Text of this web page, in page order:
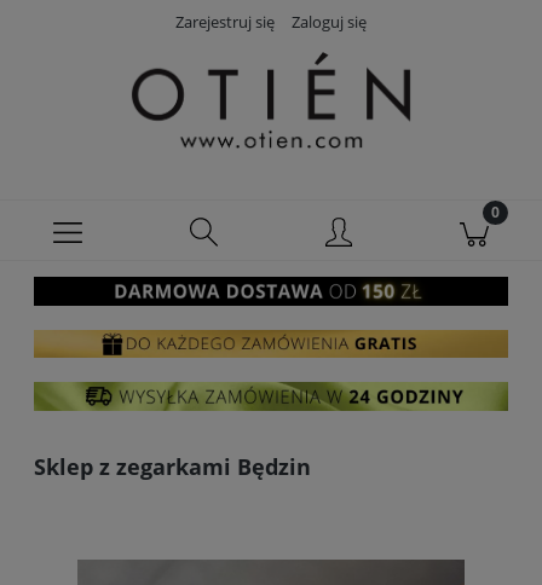
Zarejestruj się Zaloguj się
Sklep z zegarkami Będzin